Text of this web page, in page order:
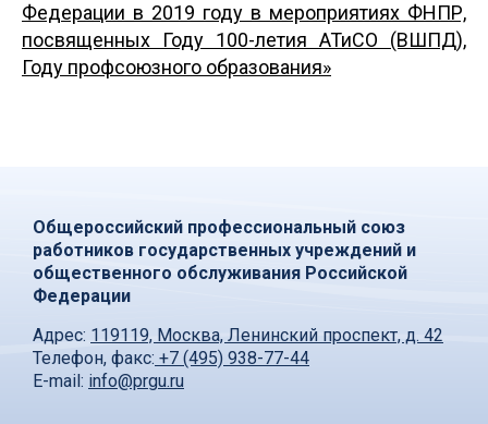
Федерации в 2019 году в мероприятиях ФНПР,
посвященных Году 100-летия АТиСО (ВШПД),
Году профсоюзного образования»
Общероссийский профессиональный союз
работников государственных учреждений и
общественного обслуживания Российской
Федерации
Адрес: 119119, Москва, Ленинский проспект, д. 42
Телефон, факс: +7 (495) 938-77-44
E-mail: info@prgu.ru